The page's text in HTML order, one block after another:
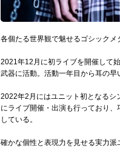
各個たる世界観で魅せるゴシックメ
2021年12月に初ライブを開催して
武器に活動。活動一年目から耳の早
2022年2月にはユニット初となるシ
にライブ開催・出演も行っており
している。
確かな個性と表現力を見せる実力派